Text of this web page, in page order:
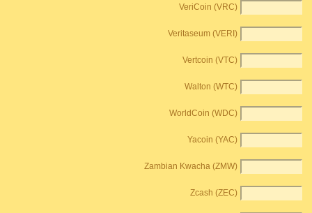
VeriCoin (VRC)
Veritaseum (VERI)
Vertcoin (VTC)
Walton (WTC)
WorldCoin (WDC)
Yacoin (YAC)
Zambian Kwacha (ZMW)
Zcash (ZEC)